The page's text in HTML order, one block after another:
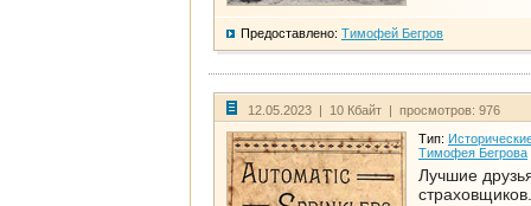
Предоставлено: Тимофей Бегров
12.05.2023 | 10 Кбайт | просмотров: 976
Тип:
Тимофея Бегрова
Лучшие